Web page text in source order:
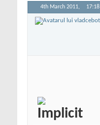
4th March 2011, 17:18